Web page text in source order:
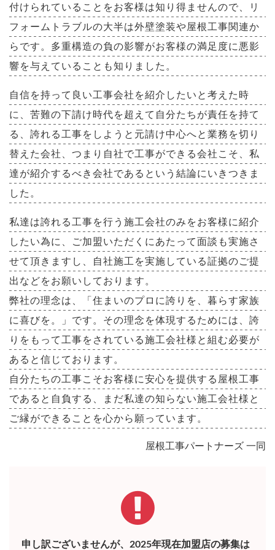
付けられていることをお客様は知り得ませんので、リ
フォームトラブルの大半は外壁塗装や屋根工事関連か
らです。多重構造の負の影響がお客様の満足度に悪影
響を与えていることも知りました。
自信を持って良い工事会社を紹介したいと考えた時
に、苦難の下請け時代を超えて自分たちが責任を持て
る、誇れる工事をしようと元請け中心へと業務を切り
替えた会社、つまり自社で工事ができる会社こそ、私
達が紹介するべき会社であるという結論にいきつきま
した。
私達は誇れる工事を行う施工会社のみをお客様に紹介
したい為に、ご加盟いただくにあたって面談も実施さ
せて頂きますし、自社施工を実施している証拠のご提
出などをお願いしております。
弊社の理念は、「住まいのプロに誇りを、暮らす家族
に喜びを。」です。その理念を体現するためには、誇
りをもって工事をされている施工会社様と組む必要が
あると信じております。
自分たちの工事こそお客様に安心を提供する屋根工事
であると自負する、まだ私達の知らない施工会社様と
ご縁ができることを心から願っています。
屋根工事パートナーズ 一同
申し訳ございませんが、2025年現在加盟店の募集は